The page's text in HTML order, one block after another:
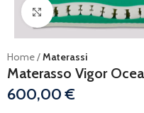
Ingrandisci
Home Materassi
Materasso Vigor
600,00€